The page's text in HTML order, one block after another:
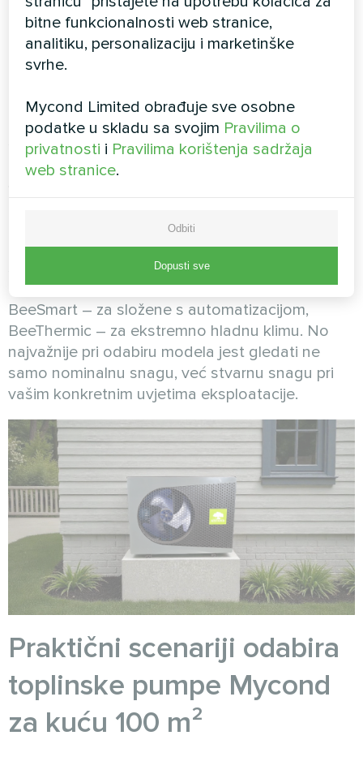
odmrzavanje, otpornost na smetnje, automatski
oporavak, rad testiran pri -25°C
temperatura redovito pada ispod -15°C,
planinska područja, oštre zime, kritično je važan
stabilan rad bez gubitka snage pri mrazu,
monovalentna shema u hladnoj klimi
temperaturu polaza do +55°C, stoga su
prikladne za većinu sustava grijanja, uključujući
stare radijatore. Razlika je u specijalizaciji:
MBasic – univerzalan za jednostavne sustave,
BeeSmart – za složene s automatizacijom,
BeeThermic – za ekstremno hladnu klimu. No
najvažnije pri odabiru modela jest gledati ne
samo nominalnu snagu, već stvarnu snagu pri
vašim konkretnim uvjetima eksploatacije.
Praktični scenariji odabira
toplinske pumpe Mycond
za kuću 100 m²
bitne funkcionalnosti web stranice,
analitiku, personalizaciju i marketinške
svrhe.
Mycond Limited obrađuje sve osobne
podatke u skladu sa svojim Pravilima o
privatnosti i Pravilima korištenja sadržaja
web stranice.
Odbiti
Dopusti sve